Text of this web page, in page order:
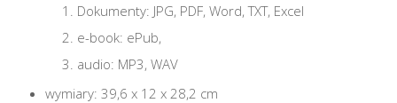
Dokumenty: JPG, PDF, Word, TXT, Excel
e-book: ePub,
audio: MP3, WAV
wymiary: 39,6 x 12 x 28,2 cm